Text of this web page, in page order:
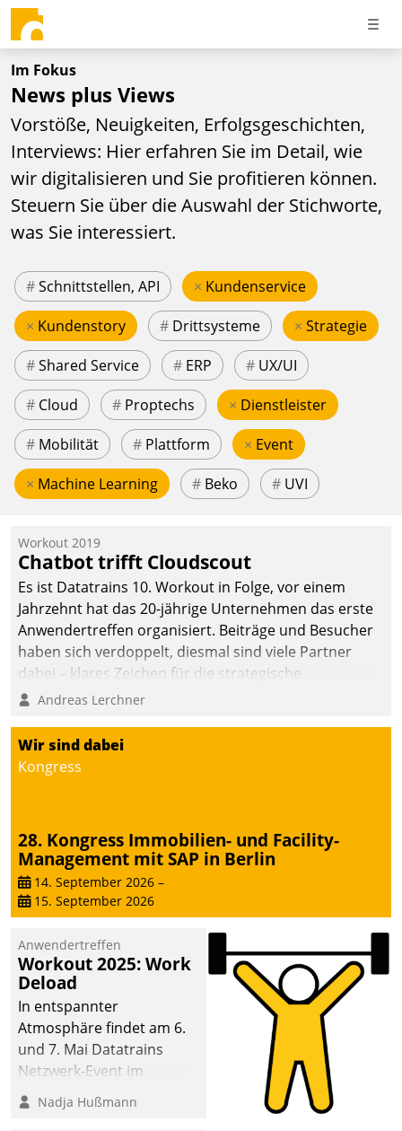
Im Fokus
News plus Views
Vorstöße, Neuigkeiten, Erfolgsgeschichten,
Interviews: Hier erfahren Sie im Detail, wie
wir digitalisieren und Sie profitieren können.
Steuern Sie über die Auswahl der Stichworte,
was Sie interessiert.
#Schnittstellen, API × Kundenservice
× Kundenstory # Drittsysteme × Strategie
#Shared Service # ERP # UX/UI
# Cloud # Proptechs × Dienstleister
# Mobilität # Plattform × Event
× Machine Learning # Beko # UVI
Workout 2019
Chatbot trifft Cloudscout
Es ist Datatrains 10. Workout in Folge, vor einem
Jahrzehnt hat das 20-jährige Unternehmen das erste
Anwendertreffen organisiert. Beiträge und Besucher
haben sich verdoppelt, diesmal sind viele Partner
dabei – klares Zeichen für die strategische
Fokussierung auf den Kunden.
Andreas Lerchner
Wir sind dabei
Kongress
28. Kongress Immobilien- und Facility-
Management mit SAP in Berlin
14. September 2026 –
15. September 2026
Anwendertreffen
Workout 2025: Work
Deload
In entspannter
Atmosphäre findet am 6.
und 7. Mai Datatrains
Netzwerk-Event im
Kunden- und Partnerkreis
statt. Zentrale Frage: Wie
Nadja Hußmann